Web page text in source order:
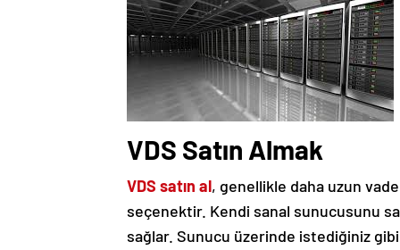
VDS Satın Almak
VDS satın al, genellikle daha uzun
seçenektir. Kendi sanal sunucusunu
sağlar. Sunucu üzerinde istediğiniz